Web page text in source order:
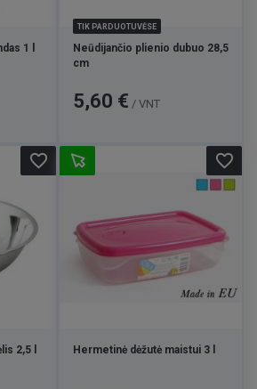
1 l
TIK PARDUOTUVĖSE
Neūdijančio plienio dubuo 28,5
cm
Kaina
5,60 € / VNT
2,5 l
favorite_border
Hermetinė dėžutė maistui 3 l
favorite_border